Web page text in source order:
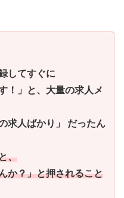
してすぐに
！」と、大量の求人メ
求人ばかり」 だったん
、
か？」と押されること